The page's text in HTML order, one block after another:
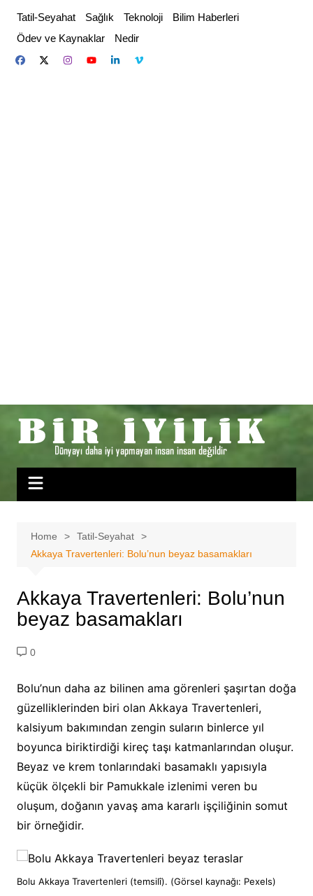
content
Tatil-Seyahat Sağlık Teknoloji
Bilim Haberleri
Ödev ve Kaynaklar
Nedir
Home
Tatil-Seyahat
Akkaya Travertenleri: Bolu’nun beyaz basamakları
Akkaya Travertenleri: Bolu’nun
beyaz basamakları
0
Bolu’nun daha az bilinen ama görenleri şaşırtan doğa
güzelliklerinden biri olan Akkaya Travertenleri,
kalsiyum bakımından zengin suların binlerce yıl
boyunca biriktirdiği kireç taşı katmanlarından oluşur.
Beyaz ve krem tonlarındaki basamaklı yapısıyla
küçük ölçekli bir Pamukkale izlenimi veren bu
oluşum, doğanın yavaş ama kararlı işçiliğinin somut
bir örneğidir.
Bolu Akkaya Travertenleri (temsilî). (Görsel kaynağı: Pexels)